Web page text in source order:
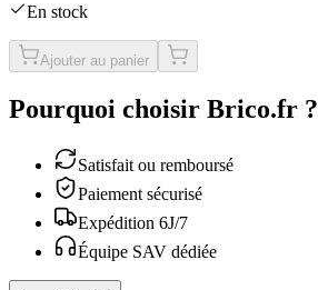
En stock
Ajouter au panier
Pourquoi choisir Brico.fr ?
Satisfait ou remboursé
Paiement sécurisé
Expédition 6J/7
Équipe SAV dédiée